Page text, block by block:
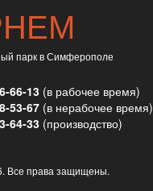
парк в Симферополе
66-13 (в рабочее время)
53-67 (в нерабочее время)
64-33 (производство)
Все права защищены.